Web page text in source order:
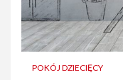
POKÓJ DZIECIĘCY